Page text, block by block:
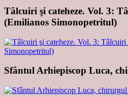
Tâlcuiri şi cateheze. Vol. 3:
(Emilianos Simonopetritul)
Sfântul Arhiepiscop Luca,